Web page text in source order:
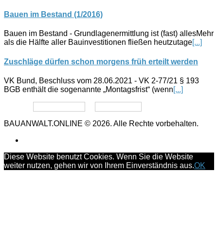
Bauen im Bestand (1/2016)
Bauen im Bestand - Grundlagenermittlung ist (fast) allesMehr
als die Hälfte aller Bauinvestitionen fließen heutzutage[...]
Zuschläge dürfen schon morgens früh erteilt werden
VK Bund, Beschluss vom 28.06.2021 - VK 2-77/21 § 193
BGB enthält die sogenannte „Montagsfrist“ (wenn[...]
BAUANWALT.ONLINE © 2026. Alle Rechte vorbehalten.
Diese Website benutzt Cookies. Wenn Sie die Website
weiter nutzen, gehen wir von Ihrem Einverständnis aus.OK